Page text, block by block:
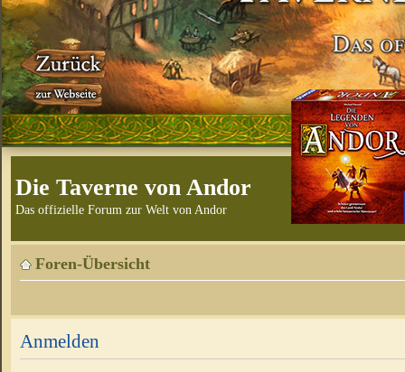
Die Taverne von Andor
Das offizielle Forum zur Welt von Andor
Foren-Übersicht
Anmelden